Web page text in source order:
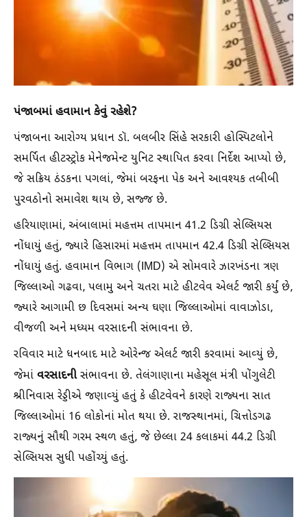
પંજાબમાં હવામાન કેવું રહેશે?
પંજાબના આરોગ્ય પ્રધાન ડૉ. બલબીર સિંહે સરકારી હોસ્પિટલોને
સમર્પિત હીટસ્ટ્રોક મેનેજમેન્ટ યુનિટ સ્થાપિત કરવા નિર્દેશ આપ્યો છે,
જે સક્રિય ઠંડકના પગલાં, જેમાં બરફના પેક અને આવશ્યક તબીબી
પુરવઠોનો સમાવેશ થાય છે, સજ્જ છે.
હરિયાણામાં, અંબાલામાં મહત્તમ તાપમાન 41.2 ડિગ્રી સેલ્સિયસ
નોંધાયું હતું, જ્યારે હિસારમાં મહત્તમ તાપમાન 42.4 ડિગ્રી સેલ્સિયસ
નોંધાયું હતું. હવામાન વિભાગ (IMD) એ સોમવારે ઝારખંડના ત્રણ
જિલ્લાઓ ગઢવા, પલામુ અને ચતરા માટે હીટવેવ એલર્ટ જારી કર્યું છે,
જ્યારે આગામી છ દિવસમાં અન્ય ઘણા જિલ્લાઓમાં વાવાઝોડા,
વીજળી અને મધ્યમ વરસાદની સંભાવના છે.
રવિવાર માટે ધનબાદ માટે ઓરેન્જ એલર્ટ જારી કરવામાં આવ્યું છે,
જેમાં વરસાદનીસંભાવના છે. તેલંગાણાના મહેસૂલ મંત્રી પોંગુલેટી
શ્રીનિવાસ રેડ્ડીએ જણાવ્યું હતું કે હીટવેવને કારણે રાજ્યના સાત
જિલ્લાઓમાં 16 લોકોનાં મોત થયા છે. રાજસ્થાનમાં, ચિત્તોડગઢ
રાજ્યનું સૌથી ગરમ સ્થળ હતું, જે છેલ્લા 24 કલાકમાં 44.2 ડિગ્રી
સેલ્સિયસ સુધી પહોંચ્યું હતું.